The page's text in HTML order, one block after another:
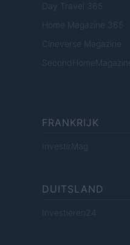
Day Travel 365
Home Magazine 365
Cineverse Magazine
SecondHomeMagazine
FRANKRIJK
InvestirMag
DUITSLAND
Investieren24